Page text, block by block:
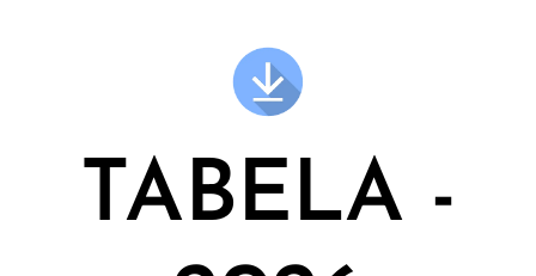
TABELA -